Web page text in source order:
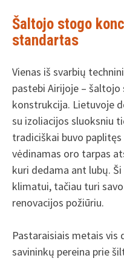
Šaltojo stogo
standartas
Vienas iš svarbių
pastebi Airijoje –
konstrukcija. Lietuvoje
su izoliacijos sluoksniu
tradiciškai buvo
vėdinamas oro tarpas
kuri dedama ant lubų.
klimatui, tačiau turi
renovacijos požiūriu.
Pastaraisiais metais vis
savininkų pereina prie